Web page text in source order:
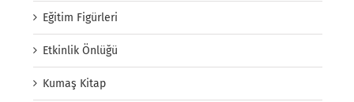
Eğitim Figürleri
Etkinlik Önlüğü
Kumaş Kitap